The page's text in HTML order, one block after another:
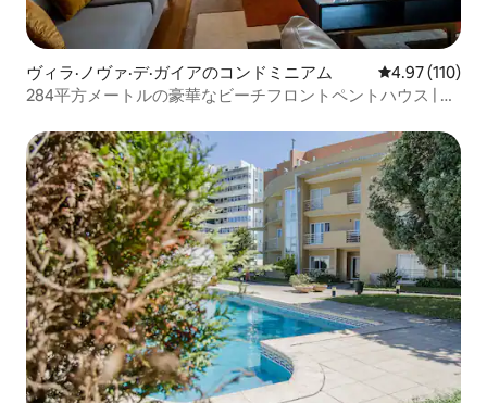
ヴィラ·ノヴァ·デ·ガイアのコンドミニアム レビュー110
4.97 (110)
284平方メートルの豪華なビーチフロントペントハウス | プ